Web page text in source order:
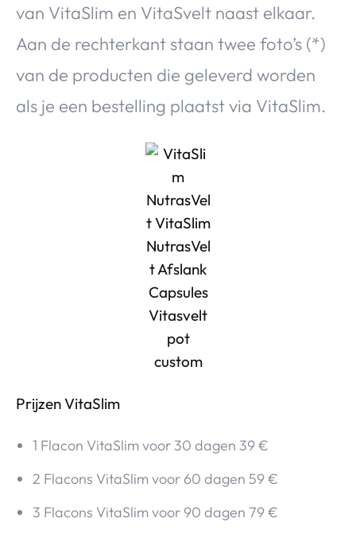
van VitaSlim en VitaSvelt naast elkaar.
Aan de rechterkant staan twee foto’s (*)
van de producten die geleverd worden
als je een bestelling plaatst via VitaSlim.
Prijzen VitaSlim
1 Flacon VitaSlim voor 30 dagen 39 €
2 Flacons VitaSlim voor 60 dagen 59 €
3 Flacons VitaSlim voor 90 dagen 79 €